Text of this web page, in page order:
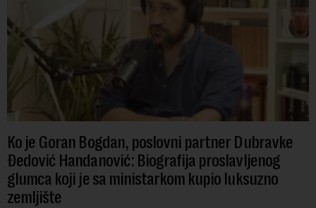
Ko je Goran Bogdan, poslovni partner Dubravke
Đedović Handanović: Biografija proslavljenog
glumca koji je sa ministarkom kupio luksuzno
zemljište